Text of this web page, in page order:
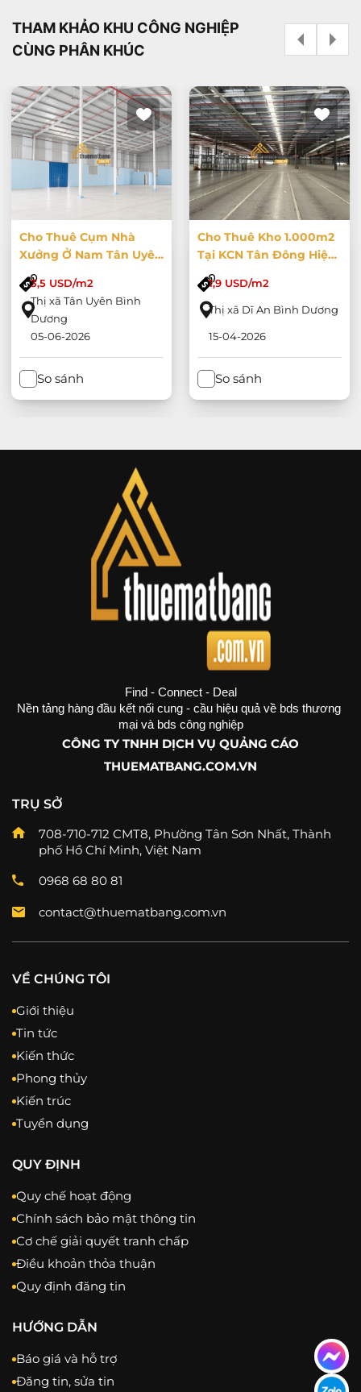
THAM KHẢO KHU CÔNG NGHIỆP
CÙNG PHÂN KHÚC
Cho Thuê Cụm Nhà
Xưởng Ở Nam Tân Uyên
Diện Tích 16000m2
3,5 USD/m2
Thị xã Tân Uyên Bình
Dương
05-06-2026
So sánh
Cho Thuê Kho 1.000m2
Tại KCN Tân Đông Hiệp
B, Bình Dương
1,9 USD/m2
Thị xã Dĩ An Bình Dương
15-04-2026
So sánh
Find - Connect - Deal
Nền tảng hàng đầu kết nối cung - cầu hiệu quả về bds thương
mại và bds công nghiệp
CÔNG TY TNHH DỊCH VỤ QUẢNG CÁO
THUEMATBANG.COM.VN
TRỤ SỞ
708-710-712 CMT8, Phường Tân Sơn Nhất, Thành
phố Hồ Chí Minh, Việt Nam
0968 68 80 81
contact@thuematbang.com.vn
VỀ CHÚNG TÔI
Giới thiệu
Tin tức
Kiến thức
Phong thủy
Kiến trúc
Tuyển dụng
QUY ĐỊNH
Quy chế hoạt động
Chính sách bảo mật thông tin
Cơ chế giải quyết tranh chấp
Điều khoản thỏa thuận
Quy định đăng tin
HƯỚNG DẪN
Báo giá và hỗ trợ
Đăng tin, sửa tin